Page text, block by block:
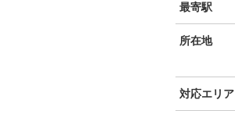
最寄駅
所在地
対応エリア